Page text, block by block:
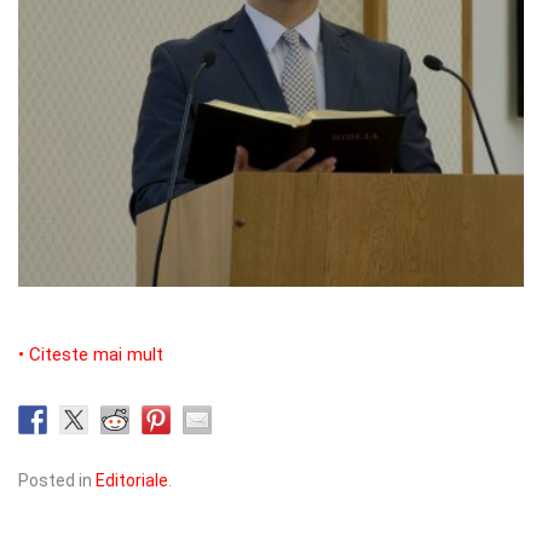
• Citeste mai mult
Posted in Editoriale